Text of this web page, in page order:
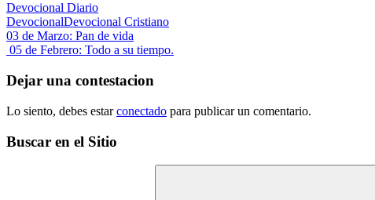
Devocional Diario
DevocionalDevocional Cristiano
Navegación
de
entradas
Entrada
anterior:
03 de Marzo: Pan de vida
Siguiente
05 de Febrero: Todo a su tiempo.
Dejar una contestacion
Lo siento, debes estarconectado para publicar un comentario.
Buscar en el Sitio